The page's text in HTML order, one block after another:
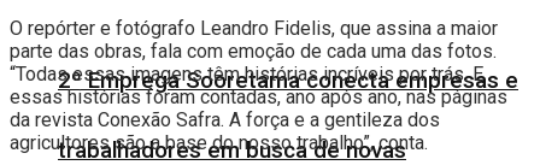
2º Emprega Sooretama conecta empresas e
trabalhadores em busca de novas
O repórter e fotógrafo Leandro Fidelis, que assina a maior
parte das obras, fala com emoção de cada uma das fotos.
“Todas essas imagens têm histórias incríveis por trás. E
essas histórias foram contadas, ano após ano, nas páginas
da revista Conexão Safra. A força e a gentileza dos
agricultores são a base do nosso trabalho”, conta.